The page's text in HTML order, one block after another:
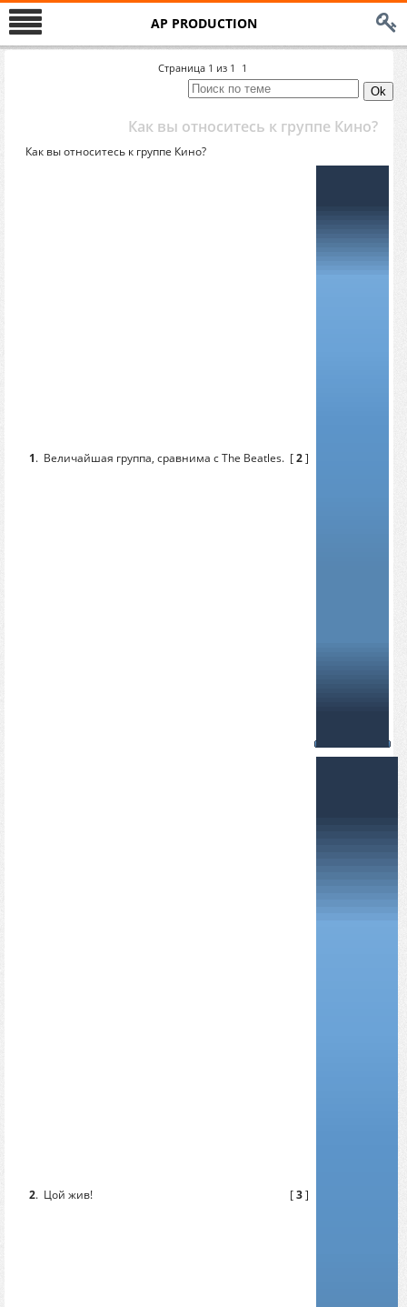
AP PRODUCTION
Страница 1 из 1 1
Как вы относитесь к группе Кино?
Как вы относитесь к группе Кино?
1. Величайшая группа, сравнима с The Beatles. [2]
2. Цой жив! [3]